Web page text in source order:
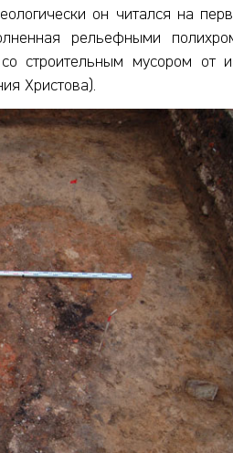
он читался на
рельефными
мусором от
Христова).